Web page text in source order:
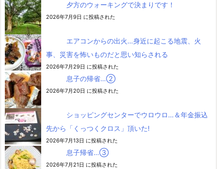
夕方のウォーキングで決まりです！
2026年7月9日 に投稿された
エアコンからの出火…身近に起こる地震、火
事、災害を怖いものだと思い知らされる
2026年7月29日 に投稿された
息子の帰省…②
2026年7月20日 に投稿された
ショッピングセンターでウロウロ…＆年金振込
先から「くっつくクロス」頂いた!
2026年7月13日 に投稿された
息子帰省…③
2026年7月21日 に投稿された